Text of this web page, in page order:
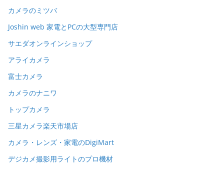
カメラのミツバ
Joshin web 家電とPCの大型専門店
サエダオンラインショップ
アライカメラ
富士カメラ
カメラのナニワ
トップカメラ
三星カメラ楽天市場店
カメラ・レンズ・家電のDigiMart
デジカメ撮影用ライトのプロ機材